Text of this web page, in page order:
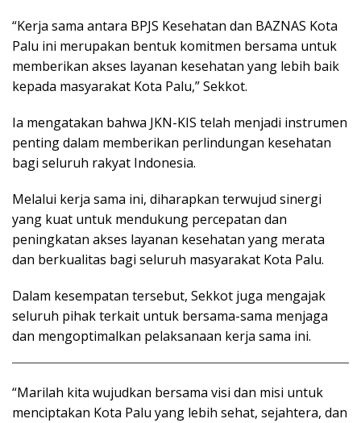
“Kerja sama antara BPJS Kesehatan dan BAZNAS Kota
Palu ini merupakan bentuk komitmen bersama untuk
memberikan akses layanan kesehatan yang lebih baik
kepada masyarakat Kota Palu,” Sekkot.
Ia mengatakan bahwa JKN-KIS telah menjadi instrumen
penting dalam memberikan perlindungan kesehatan
bagi seluruh rakyat Indonesia.
Melalui kerja sama ini, diharapkan terwujud sinergi
yang kuat untuk mendukung percepatan dan
peningkatan akses layanan kesehatan yang merata
dan berkualitas bagi seluruh masyarakat Kota Palu.
Dalam kesempatan tersebut, Sekkot juga mengajak
seluruh pihak terkait untuk bersama-sama menjaga
dan mengoptimalkan pelaksanaan kerja sama ini.
“Marilah kita wujudkan bersama visi dan misi untuk
menciptakan Kota Palu yang lebih sehat, sejahtera, dan